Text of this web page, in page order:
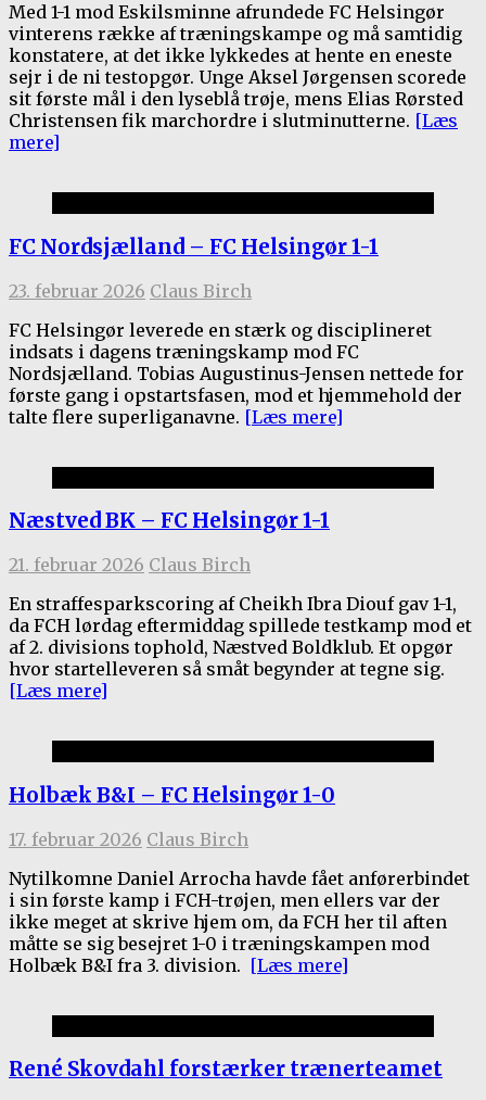
Med 1-1 mod Eskilsminne afrundede FC Helsingør
vinterens række af træningskampe og må samtidig
konstatere, at det ikke lykkedes at hente en eneste
sejr i de ni testopgør. Unge Aksel Jørgensen scorede
sit første mål i den lyseblå trøje, mens Elias Rørsted
Christensen fik marchordre i slutminutterne. [Læs
mere]
FC Nordsjælland – FC Helsingør 1-1
23. februar 2026 Claus Birch
FC Helsingør leverede en stærk og disciplineret
indsats i dagens træningskamp mod FC
Nordsjælland. Tobias Augustinus-Jensen nettede for
første gang i opstartsfasen, mod et hjemmehold der
talte flere superliganavne. [Læs mere]
Næstved BK – FC Helsingør 1-1
21. februar 2026 Claus Birch
En straffesparkscoring af Cheikh Ibra Diouf gav 1-1,
da FCH lørdag eftermiddag spillede testkamp mod et
af 2. divisions tophold, Næstved Boldklub. Et opgør
hvor startelleveren så småt begynder at tegne sig.
[Læs mere]
Holbæk B&I – FC Helsingør 1-0
17. februar 2026 Claus Birch
Nytilkomne Daniel Arrocha havde fået anførerbindet
i sin første kamp i FCH-trøjen, men ellers var der
ikke meget at skrive hjem om, da FCH her til aften
måtte se sig besejret 1-0 i træningskampen mod
Holbæk B&I fra 3. division. [Læs mere]
René Skovdahl forstærker trænerteamet